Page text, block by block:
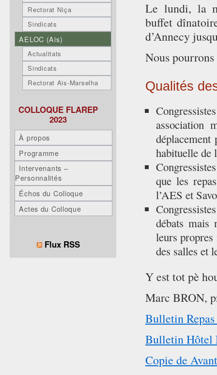
Le lundi, la
buffet
d’Annecy
Nous
Qualités
association
habituelle de
que les
l’AES et
débats mais
leurs
des salles et
Y est tot pè
Marc BRON,
Bulletin
Bulletin Hôtel
Copie de
Rectorat Niça
Sindicats
AELOC (Ais)
Actualitats
Sindicats
Rectorat Ais-Marselha
COLLOQUE FLAREP
2023
À propos
Programme
Intervenants –
Personnalités
Échos du Colloque
Actes du Colloque
Flux RSS